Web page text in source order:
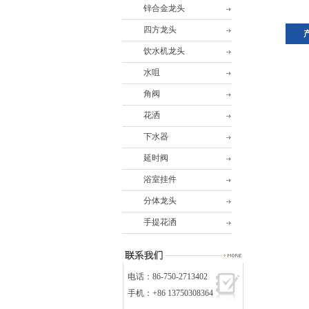
锌合金龙头
四方龙头
饮水机龙头
水咀
角阀
花洒
下水器
延时阀
浴室挂件
分体龙头
手提花洒
电话：86-750-2713402
手机：+86 13750308364